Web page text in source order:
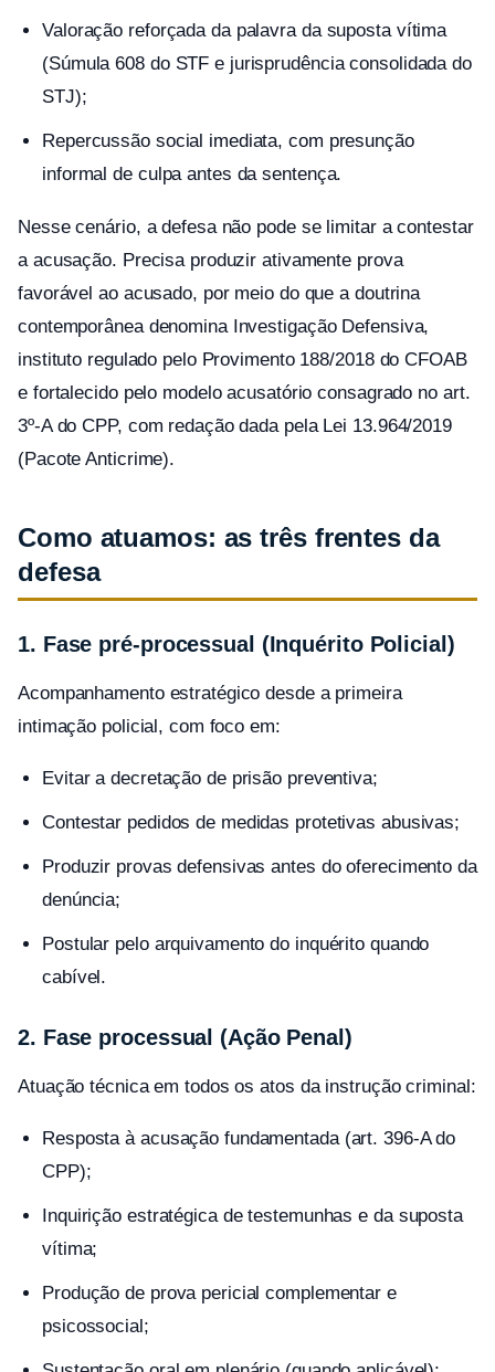
Valoração reforçada da palavra da suposta vítima
(Súmula 608 do STF e jurisprudência consolidada do
STJ);
Repercussão social imediata, com presunção
informal de culpa antes da sentença.
Nesse cenário, a defesa não pode se limitar a contestar
a acusação. Precisa produzir ativamente prova
favorável ao acusado, por meio do que a doutrina
contemporânea denomina Investigação Defensiva,
instituto regulado pelo Provimento 188/2018 do CFOAB
e fortalecido pelo modelo acusatório consagrado no art.
3º-A do CPP, com redação dada pela Lei 13.964/2019
(Pacote Anticrime).
Como atuamos: as três frentes da
defesa
1. Fase pré-processual (Inquérito Policial)
Acompanhamento estratégico desde a primeira
intimação policial, com foco em:
Evitar a decretação de prisão preventiva;
Contestar pedidos de medidas protetivas abusivas;
Produzir provas defensivas antes do oferecimento da
denúncia;
Postular pelo arquivamento do inquérito quando
cabível.
2. Fase processual (Ação Penal)
Atuação técnica em todos os atos da instrução criminal:
Resposta à acusação fundamentada (art. 396-A do
CPP);
Inquirição estratégica de testemunhas e da suposta
vítima;
Produção de prova pericial complementar e
psicossocial;